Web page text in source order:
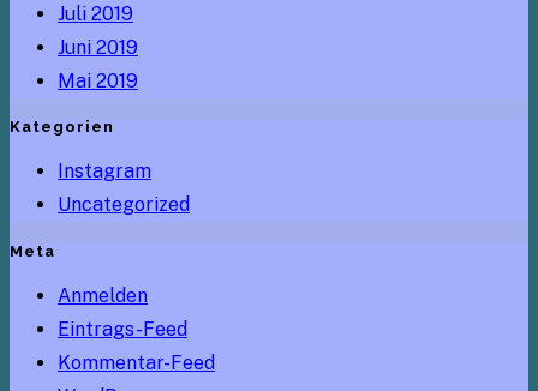
Juli 2019
Juni 2019
Mai 2019
Kategorien
Instagram
Uncategorized
Meta
Anmelden
Eintrags-Feed
Kommentar-Feed